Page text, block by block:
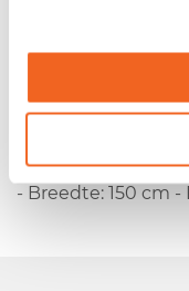
Gebruikte
- Vaste hoogte -
Kleuren
- Kleur blad: wit -
Afmetingen
- Breedte: 150 cm